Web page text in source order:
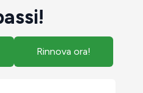
Rinnova ora!